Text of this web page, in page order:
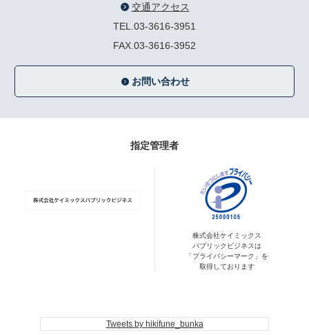
交通アクセス
TEL.03-3616-3951
FAX.03-3616-3952
お問い合わせ
指定管理者
株式会社ケイミックス
パブリックビジネスは
「プライバシーマーク」を
取得しております
Tweets by hikifune_bunka